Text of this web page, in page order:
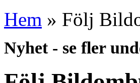
Hem » Följ
Nyhet - se fler